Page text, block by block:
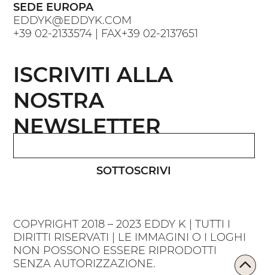
COPYRIGHT 2018 – 2023 EDDY K | TUTTI I
DIRITTI RISERVATI | LE IMMAGINI O I LOGHI
NON POSSONO ESSERE RIPRODOTTI
SENZA AUTORIZZAZIONE.
SEDE EUROPA
EDDYK@EDDYK.COM
+39 02-2133574 | FAX+39 02-2137651
SOTTOSCRIVI
ISCRIVITI ALLA
NOSTRA
NEWSLETTER